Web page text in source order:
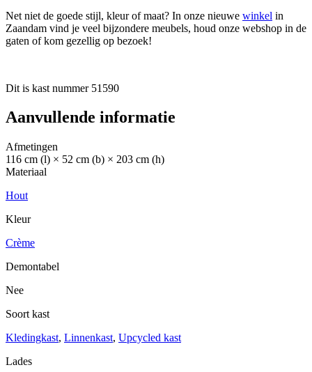
Net niet de goede stijl, kleur of maat? In onze nieuwe winkel in
Zaandam vind je veel bijzondere meubels, houd onze webshop in de
gaten of kom gezellig op bezoek!
Dit is kast nummer 51590
Aanvullende informatie
Afmetingen
116 cm (l) × 52 cm (b) × 203 cm (h)
Materiaal
Hout
Kleur
Crème
Demontabel
Nee
Soort kast
Kledingkast, Linnenkast, Upcycled kast
Lades